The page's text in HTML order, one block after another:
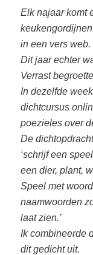
Elk najaar komt
in een vers web.
Dit jaar echter
Verrast
In dezelfde
dichtcursus
poezieles over
De
‘schrijf een
een dier, plant,
Speel met
naamwoorden
laat zien.’
Ik combineerde
dit gedicht uit.